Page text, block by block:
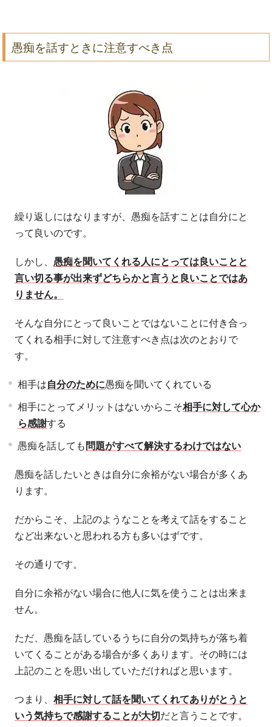
愚痴を話すときに注意すべき点
繰り返しにはなりますが、愚痴を話すことは自分にと
って良いのです。
しかし、 愚痴を聞いてくれる人にとっては良いことと
言い切る事が出来ずどちらかと言うと良いことではあ
りません。
そんな自分にとって良いことではないことに付き合っ
てくれる相手に対して注意すべき点は次のとおりで
す。
相手は自分のために愚痴を聞いてくれている
相手にとってメリットはないからこそ相手に対して心か
ら感謝する
愚痴を話しても 問題がすべて解決するわけではない
愚痴を話したいときは自分に余裕がない場合が多くあ
ります。
だからこそ、上記のようなことを考えて話をすること
など出来ないと思われる方も多いはずです。
その通りです。
自分に余裕がない場合に他人に気を使うことは出来ま
せん。
ただ、愚痴を話しているうちに自分の気持ちが落ち着
いてくることがある場合が多くあります。その時には
上記のことを思い出していただければと思います。
つまり、相手に対して話を聞いてくれてありがとうと
いう気持ちで感謝することが大切 だと言うことです。